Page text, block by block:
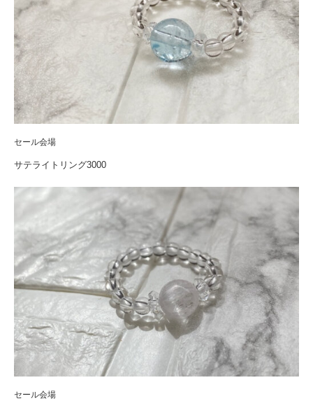
セール会場
サテライトリング3000
セール会場